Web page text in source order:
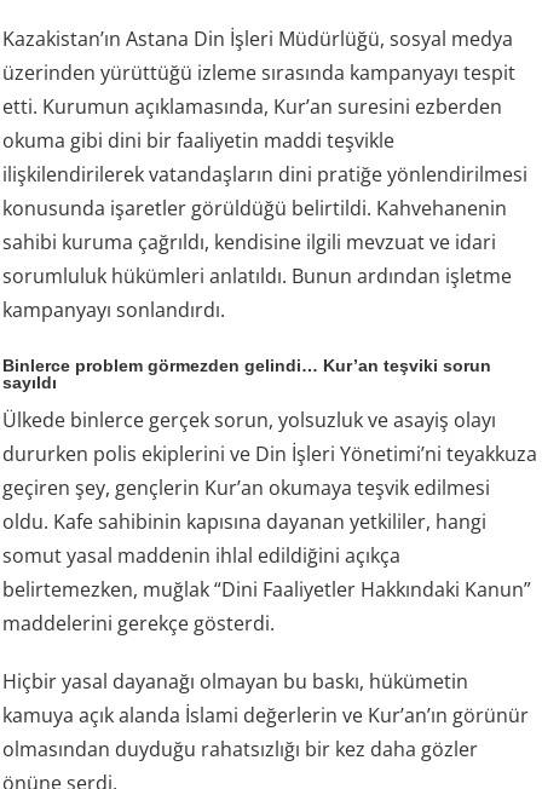
Kazakistan’ın Astana Din İşleri Müdürlüğü, sosyal medya
üzerinden yürüttüğü izleme sırasında kampanyayı tespit
etti. Kurumun açıklamasında, Kur’an suresini ezberden
okuma gibi dini bir faaliyetin maddi teşvikle
ilişkilendirilerek vatandaşların dini pratiğe yönlendirilmesi
konusunda işaretler görüldüğü belirtildi. Kahvehanenin
sahibi kuruma çağrıldı, kendisine ilgili mevzuat ve idari
sorumluluk hükümleri anlatıldı. Bunun ardından işletme
kampanyayı sonlandırdı.
Binlerce problem görmezden gelindi… Kur’an teşviki sorun
sayıldı
Ülkede binlerce gerçek sorun, yolsuzluk ve asayiş olayı
dururken polis ekiplerini ve Din İşleri Yönetimi’ni teyakkuza
geçiren şey, gençlerin Kur’an okumaya teşvik edilmesi
oldu. Kafe sahibinin kapısına dayanan yetkililer, hangi
somut yasal maddenin ihlal edildiğini açıkça
belirtemezken, muğlak “Dini Faaliyetler Hakkındaki Kanun”
maddelerini gerekçe gösterdi.
Hiçbir yasal dayanağı olmayan bu baskı, hükümetin
kamuya açık alanda İslami değerlerin ve Kur’an’ın görünür
olmasından duyduğu rahatsızlığı bir kez daha gözler
önüne serdi.